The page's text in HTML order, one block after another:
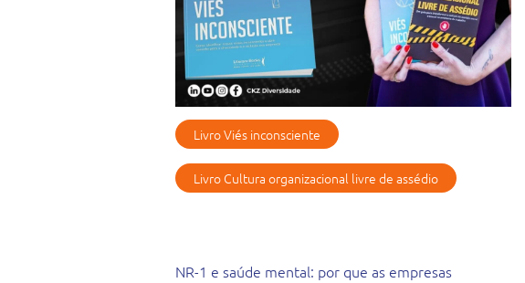
Livro Viés inconsciente
Livro Cultura organizacional livre de assédio
NR-1 e saúde mental: por que as empresas